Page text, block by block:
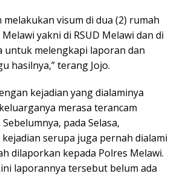
melakukan visum di dua (2) rumah
yakni di RSUD Melawi dan di
untuk melengkapi laporan dan
hasilnya,” terang Jojo.
kejadian yang dialaminya
merasa terancam
pada Selasa,
serupa juga pernah dialami
dilaporkan kepada Polres Melawi.
laporannya tersebut belum ada